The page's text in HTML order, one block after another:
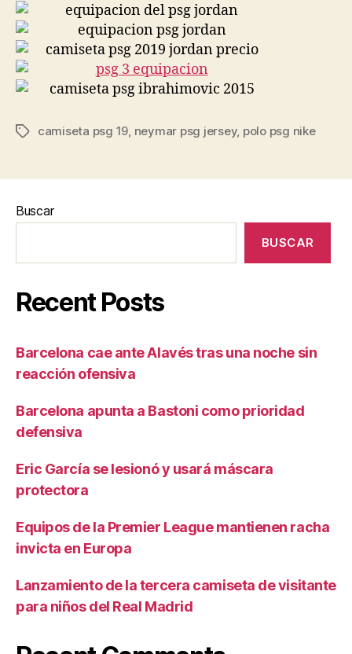
Etiquetas
camiseta psg 19, neymar psg jersey, polo psg nike
Buscar
BUSCAR
Recent Posts
Barcelona cae ante Alavés tras una noche sin
reacción ofensiva
Barcelona apunta a Bastoni como prioridad
defensiva
Eric García se lesionó y usará máscara
protectora
Equipos de la Premier League mantienen racha
invicta en Europa
Lanzamiento de la tercera camiseta de visitante
para niños del Real Madrid